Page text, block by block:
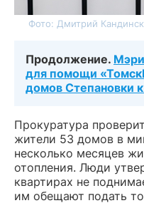
Фото: Дмитрий
Продолжение.
для помощи
домов Степановки
Прокуратура
жители 53 домов в
несколько месяцев
отопления. Люди
квартирах не
им обещают подать